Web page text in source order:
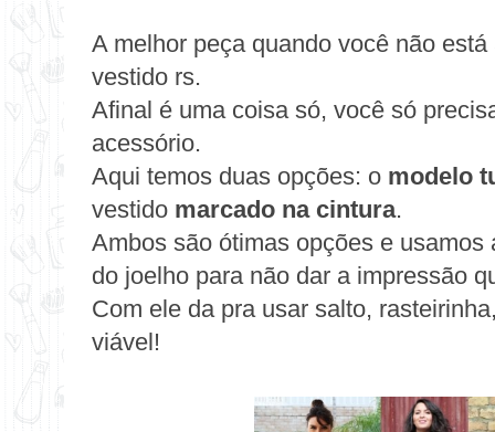
A melhor peça quando você não
vestido rs.
Afinal é uma coisa só, você só
acessório.
Aqui temos duas opções: o modelo
vestido marcado na cintura.
Ambos são ótimas opções e
do joelho para não dar a impressão
Com ele da pra usar salto,
viável!